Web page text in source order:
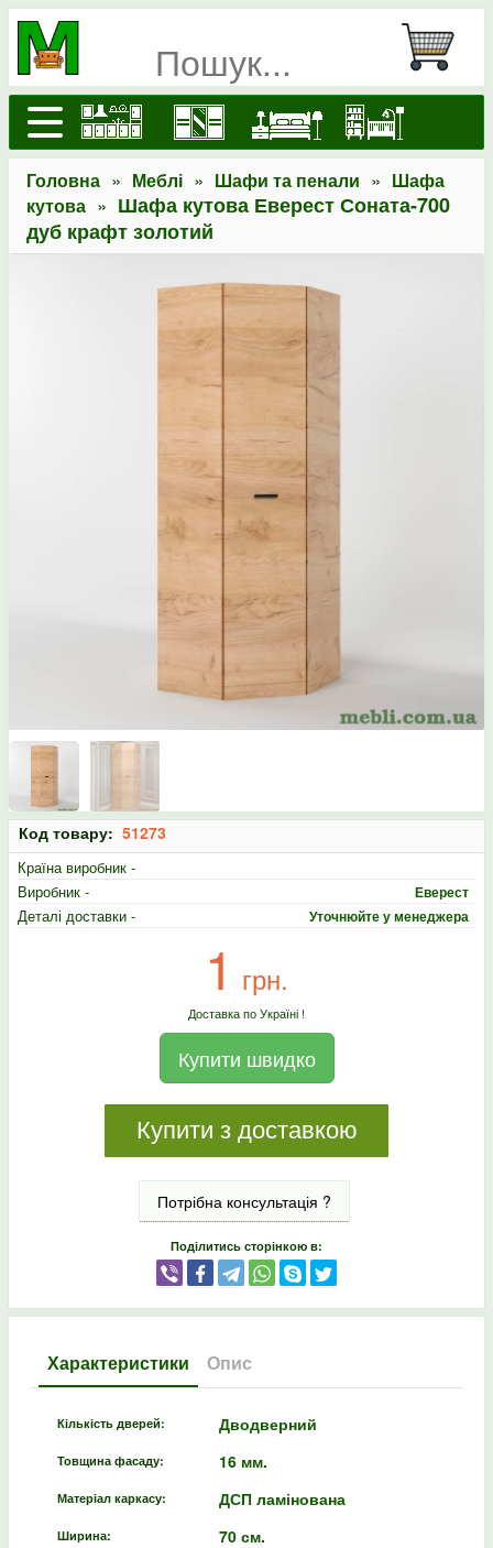
Головна » Меблі » Шафи та пенали » Шафа
кутова » Шафа кутова Еверест Соната-700
дуб крафт золотий
Код товару: 51273
Країна виробник -
Виробник -
Еверест
Деталі доставки - Уточнюйте у менеджера
1 грн.
Доставка по Україні !
Купити швидко
Купити з доставкою
Потрібна консультація ?
Поділитись сторінкою в:
Характеристики Опис
Кількість дверей: Дводверний
Товщина фасаду: 16 мм.
Матеріал каркасу: ДСП ламінована
Ширина: 70 см.